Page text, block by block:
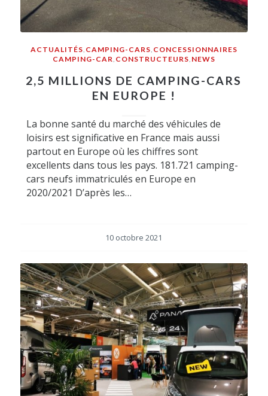
ACTUALITÉS CAMPING-CARS CONCESSIONNAIRES
CAMPING-CAR CONSTRUCTEURS NEWS
2,5 MILLIONS DE CAMPING-CARS
EN EUROPE !
La bonne santé du marché des véhicules de
loisirs est significative en France mais aussi
partout en Europe où les chiffres sont
excellents dans tous les pays. 181.721 camping-
cars neufs immatriculés en Europe en
2020/2021 D’après les…
10 octobre 2021